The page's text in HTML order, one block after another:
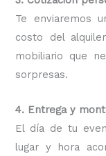
Te enviaremos
costo del
mobiliario que
sorpresas.
4. Entrega y
El día de tu
lugar y hora